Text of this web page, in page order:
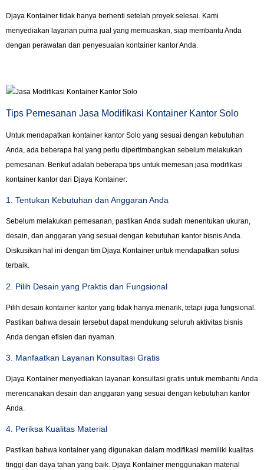
Djaya Kontainer tidak hanya berhenti setelah proyek selesai. Kami
menyediakan layanan purna jual yang memuaskan, siap membantu Anda
dengan perawatan dan penyesuaian kontainer kantor Anda.
Tips Pemesanan Jasa Modifikasi Kontainer Kantor Solo
Untuk mendapatkan kontainer kantor Solo yang sesuai dengan kebutuhan
Anda, ada beberapa hal yang perlu dipertimbangkan sebelum melakukan
pemesanan. Berikut adalah beberapa tips untuk memesan jasa modifikasi
kontainer kantor dari Djaya Kontainer:
1. Tentukan Kebutuhan dan Anggaran Anda
Sebelum melakukan pemesanan, pastikan Anda sudah menentukan ukuran,
desain, dan anggaran yang sesuai dengan kebutuhan kantor bisnis Anda.
Diskusikan hal ini dengan tim Djaya Kontainer untuk mendapatkan solusi
terbaik.
2. Pilih Desain yang Praktis dan Fungsional
Pilih desain kontainer kantor yang tidak hanya menarik, tetapi juga fungsional.
Pastikan bahwa desain tersebut dapat mendukung seluruh aktivitas bisnis
Anda dengan efisien dan nyaman.
3. Manfaatkan Layanan Konsultasi Gratis
Djaya Kontainer menyediakan layanan konsultasi gratis untuk membantu Anda
merencanakan desain dan anggaran yang sesuai dengan kebutuhan kantor
Anda.
4. Periksa Kualitas Material
Pastikan bahwa kontainer yang digunakan dalam modifikasi memiliki kualitas
tinggi dan daya tahan yang baik. Djaya Kontainer menggunakan material